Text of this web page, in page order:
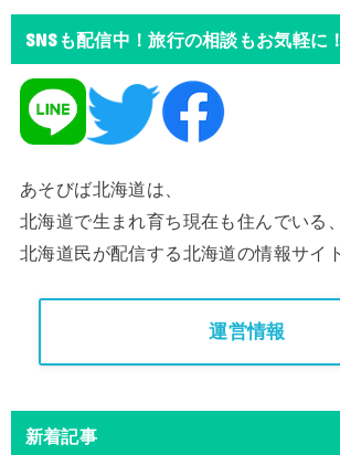
SNSも配信中！旅行の相談もお気軽に！
あそびば北海道は、
北海道で生まれ育ち現在も住んでいる、
北海道民が配信する北海道の情報サイ
運営情報
新着記事